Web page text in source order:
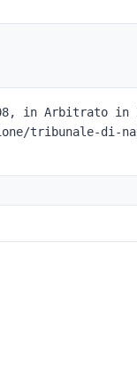
in Arbitrato
tribunale-di-